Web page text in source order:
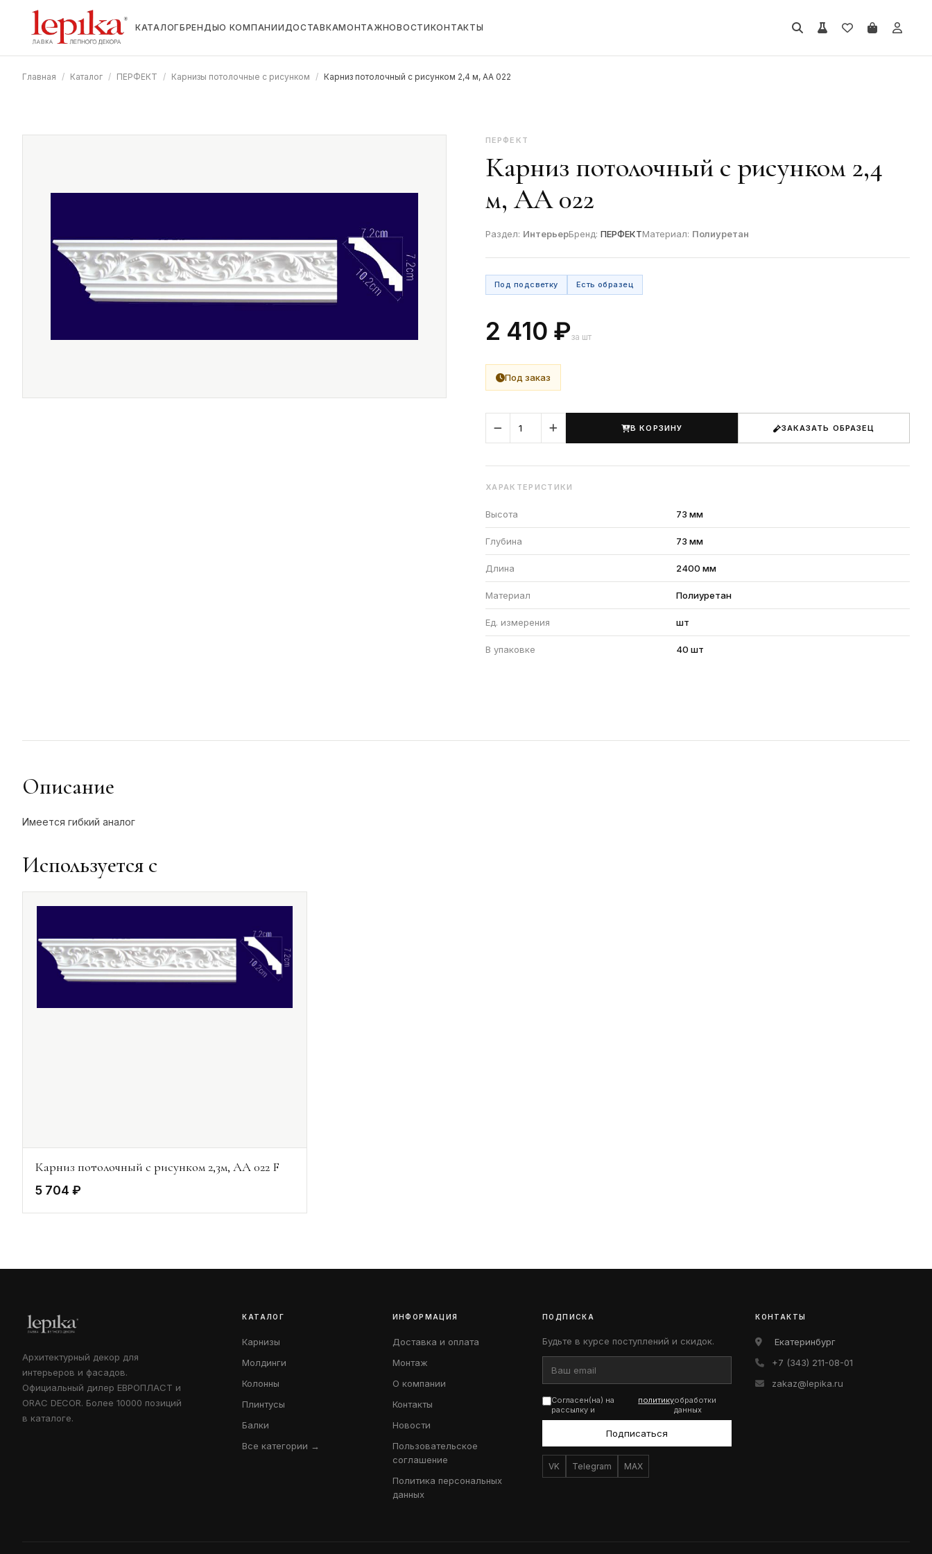
КАТАЛОГБРЕНДЫО КОМПАНИИДОСТАВКАМОНТАЖНОВОСТИКОНТАКТЫ
Главная / Каталог / ПЕРФЕКТ / Карнизы потолочные с рисунком / Карниз потолочный с рисунком 2,4 м, AA 022
ПЕРФЕКТ
Карниз потолочный с рисунком 2,4
м, AA 022
Раздел: ИнтерьерБренд: ПЕРФЕКТМатериал: Полиуретан
Под подсветку Есть образец
2 410 ₽за шт
Под заказ
В КОРЗИНУ ЗАКАЗАТЬ ОБРАЗЕЦ
ХАРАКТЕРИСТИКИ
Высота 73 мм
Глубина 73 мм
Длина 2400 мм
Материал Полиуретан
Ед. измерения шт
В упаковке 40 шт
Описание
Имеется гибкий аналог
Используется с
Карниз потолочный с рисунком 2,3м, AA 022 F
5 704 ₽
Архитектурный декор для
интерьеров и фасадов.
Официальный дилер ЕВРОПЛАСТ и
ORAC DECOR. Более 10000 позиций
в каталоге.
КАТАЛОГ
Карнизы
Молдинги
Колонны
Плинтусы
Балки
Все категории →
ИНФОРМАЦИЯ
Доставка и оплата
Монтаж
О компании
Контакты
Новости
Пользовательское
соглашение
Политика персональных
данных
ПОДПИСКА
Будьте в курсе поступлений и скидок.
Согласен(на) на
рассылку и
политикуобработки
данных
Подписаться
VK Telegram MAX
КОНТАКТЫ
Екатеринбург
+7 (343) 211-08-01
zakaz@lepika.ru